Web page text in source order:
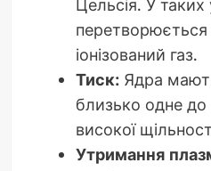
Цельсія. У
іонізований газ.
Тиск:Ядра
близько одне
високої
Утримання